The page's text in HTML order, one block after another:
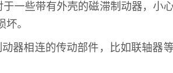
一些带有外壳的磁滞制动器，小
。
器相连的传动部件，比如联轴器